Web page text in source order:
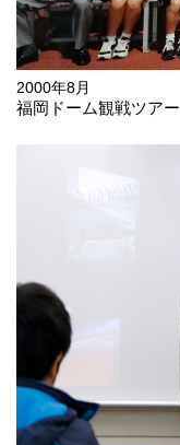
2000年8月
福岡ドーム観戦ツアー